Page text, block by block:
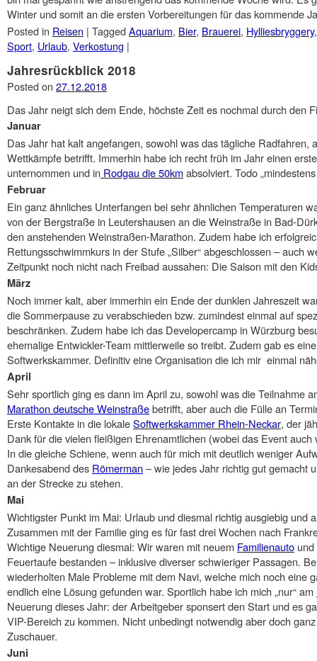
Winter und somit an die ersten Vorbereitungen für das kommende
Posted in Reisen | Tagged Aquarium, Bier, Brauerei, Hylliesbryggery
Sport, Urlaub, Verkostung |
Jahresrückblick 2018
Posted on 27.12.2018
Das Jahr neigt sich dem Ende, höchste Zeit es nochmal durch den
Januar
Das Jahr hat kalt angefangen, sowohl was das tägliche Radfahren,
Wettkämpfe betrifft. Immerhin habe ich recht früh im Jahr einen
unternommen und in Rodgau die 50kmabsolviert. Todo
Februar
Ein ganz ähnliches Unterfangen bei sehr ähnlichen Temperaturen
von der Bergstraße in Leutershausen an die Weinstraße in Bad-
den anstehenden Weinstraßen-Marathon. Zudem habe ich
Rettungsschwimmkurs in der Stufe „Silber“ abgeschlossen – auch
Zeitpunkt noch nicht nach Freibad aussahen: Die Saison mit den
März
Noch immer kalt, aber immerhin ein Ende der dunklen Jahreszeit
die Sommerpause zu verabschieden bzw. zumindest einmal auf
beschränken. Zudem habe ich das Developercamp in Würzburg
ehemalige Entwickler-Team mittlerweile so treibt. Zudem gab es
Softwerkskammer. Definitiv eine Organisation die ich mir einmal
April
Sehr sportlich ging es dann im April zu, sowohl was die Teilnahme
Marathon deutsche Weinstraßebetrifft, aber auch die Fülle an
Erste Kontakte in die lokaleSoftwerkskammer Rhein-Neckar, der
Dank für die vielen fleißigen Ehrenamtlichen (wobei das Event
In die gleiche Schiene, wenn auch für mich mit deutlich weniger
Dankesabend des Römerman– wie jedes Jahr richtig gut gemacht
an der Strecke zu stehen.
Mai
Wichtigster Punkt im Mai: Urlaub und diesmal richtig ausgiebig und
Zusammen mit der Familie ging es für fast drei Wochen nach
Wichtige Neuerung diesmal: Wir waren mit neuem Familienauto
Feuertaufe bestanden – inklusive diverser schwieriger Passagen.
wiederholten Male Probleme mit dem Navi, welche mich noch eine
endlich eine Lösung gefunden war. Sportlich habe ich mich „nur“ am
Neuerung dieses Jahr: der Arbeitgeber sponsert den Start und es
VIP-Bereich zu kommen. Nicht unbedingt notwendig aber doch
Zuschauer.
Juni